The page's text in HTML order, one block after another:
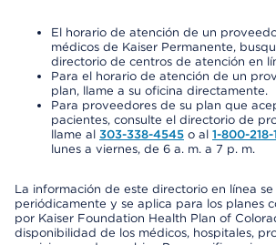
El horario de atención de un
médicos de Kaiser Permanente,
directorio de centros de atención en
Para el horario de atención de un
plan, llame a su oficina directamente.
Para proveedores de su plan que
pacientes, consulte el directorio de
llame al 303-338-4545 o al 1-800-218-
lunes a viernes, de 6 a. m. a 7 p. m.
La información de este directorio en línea se
periódicamente y se aplica para los planes
por Kaiser Foundation Health Plan of
disponibilidad de los médicos, hospitales,